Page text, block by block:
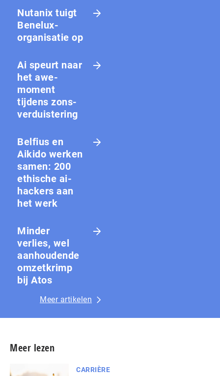
Nutanix tuigt
Benelux-
organisatie op
Ai speurt naar
het awe-
moment
tijdens zons­
ver­duis­te­ring
Belfius en
Aikido werken
samen: 200
ethische ai-
hackers aan
het werk
Minder
verlies, wel
aanhoudende
omzetkrimp
bij Atos
Meer artikelen
Meer lezen
CARRIÈRE